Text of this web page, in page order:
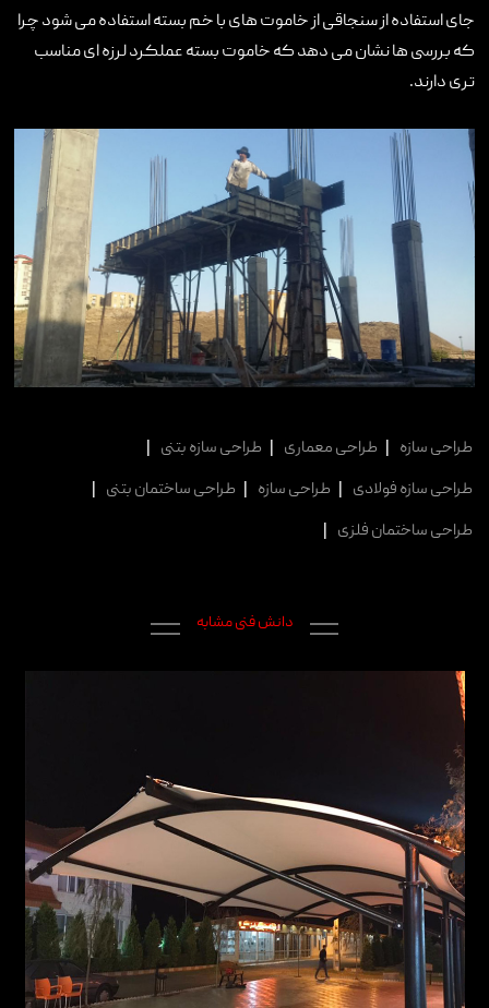
جای استفاده از سنجاقی از خاموت های با خم بسته استفاده می شود چرا
که بررسی ها نشان می دهد که خاموت بسته عملکرد لرزه ای مناسب
تری دارند.
طراحی سازه طراحی معماری طراحی سازه بتنی
طراحی سازه فولادی
طراحی سازه طراحی ساختمان بتنی
طراحی ساختمان فلزی
دانش فنی مشابه